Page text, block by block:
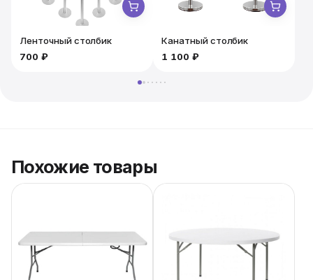
Ленточный столбик
700 ₽
Канатный столбик
1 100 ₽
Похожие товары